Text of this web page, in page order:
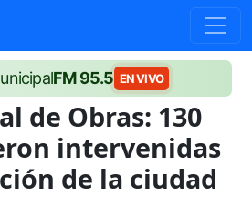
FM 95.5 EN VIVO
de Obras: 130
intervenidas
de la ciudad